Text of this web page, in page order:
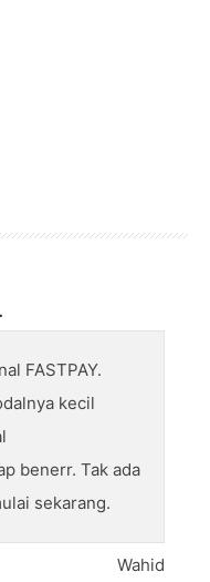
FASTPAY.
kecil
benerr. Tak ada
sekarang.
Wahid